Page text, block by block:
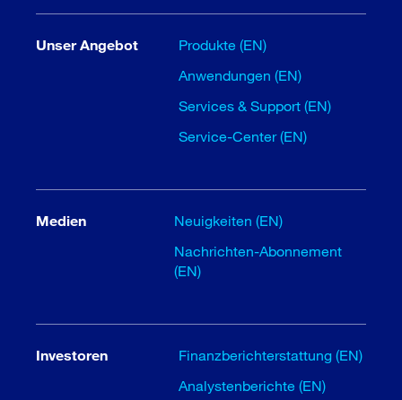
Unser Angebot
Produkte (EN)
Anwendungen (EN)
Services & Support (EN)
Service-Center (EN)
Medien
Neuigkeiten (EN)
Nachrichten-Abonnement
(EN)
Investoren
Finanzberichterstattung (EN)
Analystenberichte (EN)